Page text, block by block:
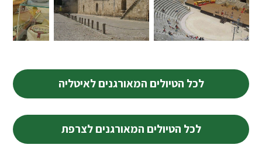
לכל הטיולים המאורגנים לאיטליה
לכל הטיולים המאורגנים לצרפת